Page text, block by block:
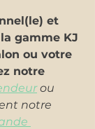
et
gamme KJ
ou votre
notre
ou
notre